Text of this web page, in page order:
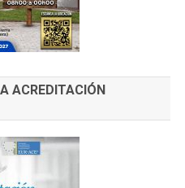
ACREDITACIÓN